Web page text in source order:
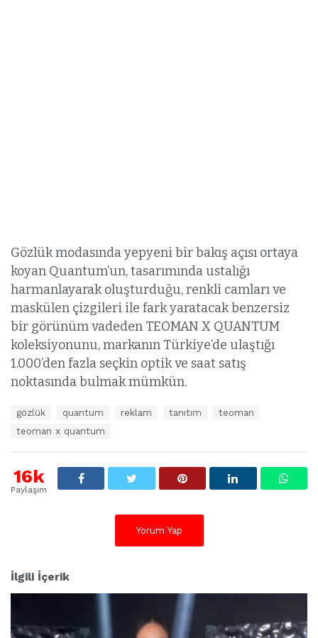
Gözlük modasında yepyeni bir bakış açısı ortaya
koyan Quantum’un, tasarımında ustalığı
harmanlayarak oluşturduğu, renkli camları ve
maskülen çizgileri ile fark yaratacak benzersiz
bir görünüm vadeden TEOMAN X QUANTUM
koleksiyonunu, markanın Türkiye’de ulaştığı
1.000’den fazla seçkin optik ve saat satış
noktasında bulmak mümkün.
t
l
gözlük quantum reklam tanıtım
teoman
teoman x quantum
16k
Paylaşım
Yorum Yap
İlgili İçerik